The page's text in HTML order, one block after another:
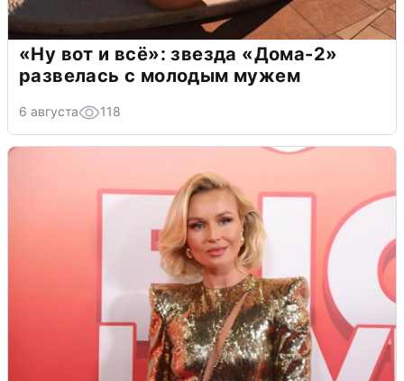
«Ну вот и всё»: звезда «Дома-2»
развелась с молодым мужем
6 августа 118